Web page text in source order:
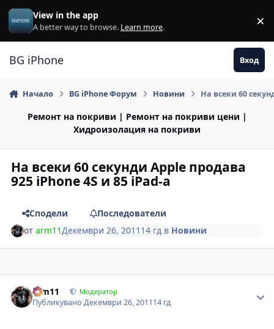
Премини към съдържанието
View in the app
A better way to browse. Learn more. ×
BG iPhone Вход
Начало BG iPhone Форум Новини На всеки 60
Ремонт на покриви | Ремонт на покриви цени |
Хидроизолация на покриви
На всеки 60 секунди Apple продава
925 iPhone 4S и 85 iPad-a
Сподели
Последователи
отarm11Декември 26, 2011 14 гд в Новини
arm11 Модератор
ПубликуваноДекември 26, 201114 гд